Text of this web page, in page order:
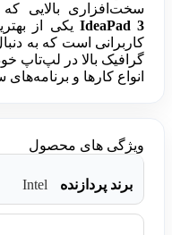
سخت‌افزاری بالایی
IdeaPad 3 یکی از
کاربرانی است که به
گرافیک بالا در لپ‌تاپ
انواع کارها و
ویژگی های محصول
برند پردازنده Intel